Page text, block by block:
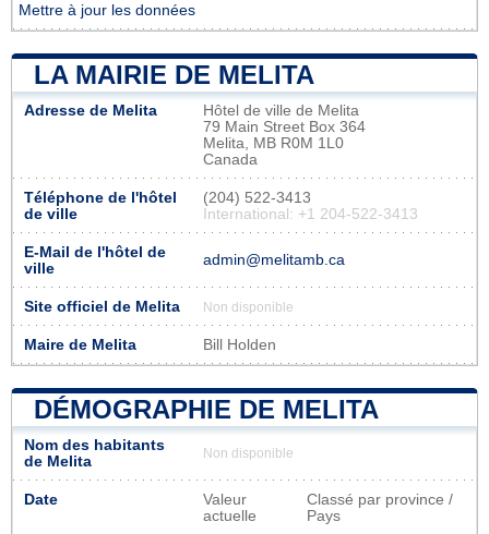
Mettre à jour les données
LA MAIRIE DE MELITA
Adresse de Melita
Hôtel de ville de Melita
79 Main Street Box 364
Melita, MB R0M 1L0
Canada
Téléphone de l'hôtel
de ville
(204) 522-3413
International: +1 204-522-3413
E-Mail de l'hôtel de
ville
admin@melitamb.ca
Site officiel de Melita Non disponible
Maire de Melita Bill Holden
DÉMOGRAPHIE DE MELITA
Nom des habitants
de Melita
Non disponible
Date
Valeur
actuelle
Classé par province /
Pays